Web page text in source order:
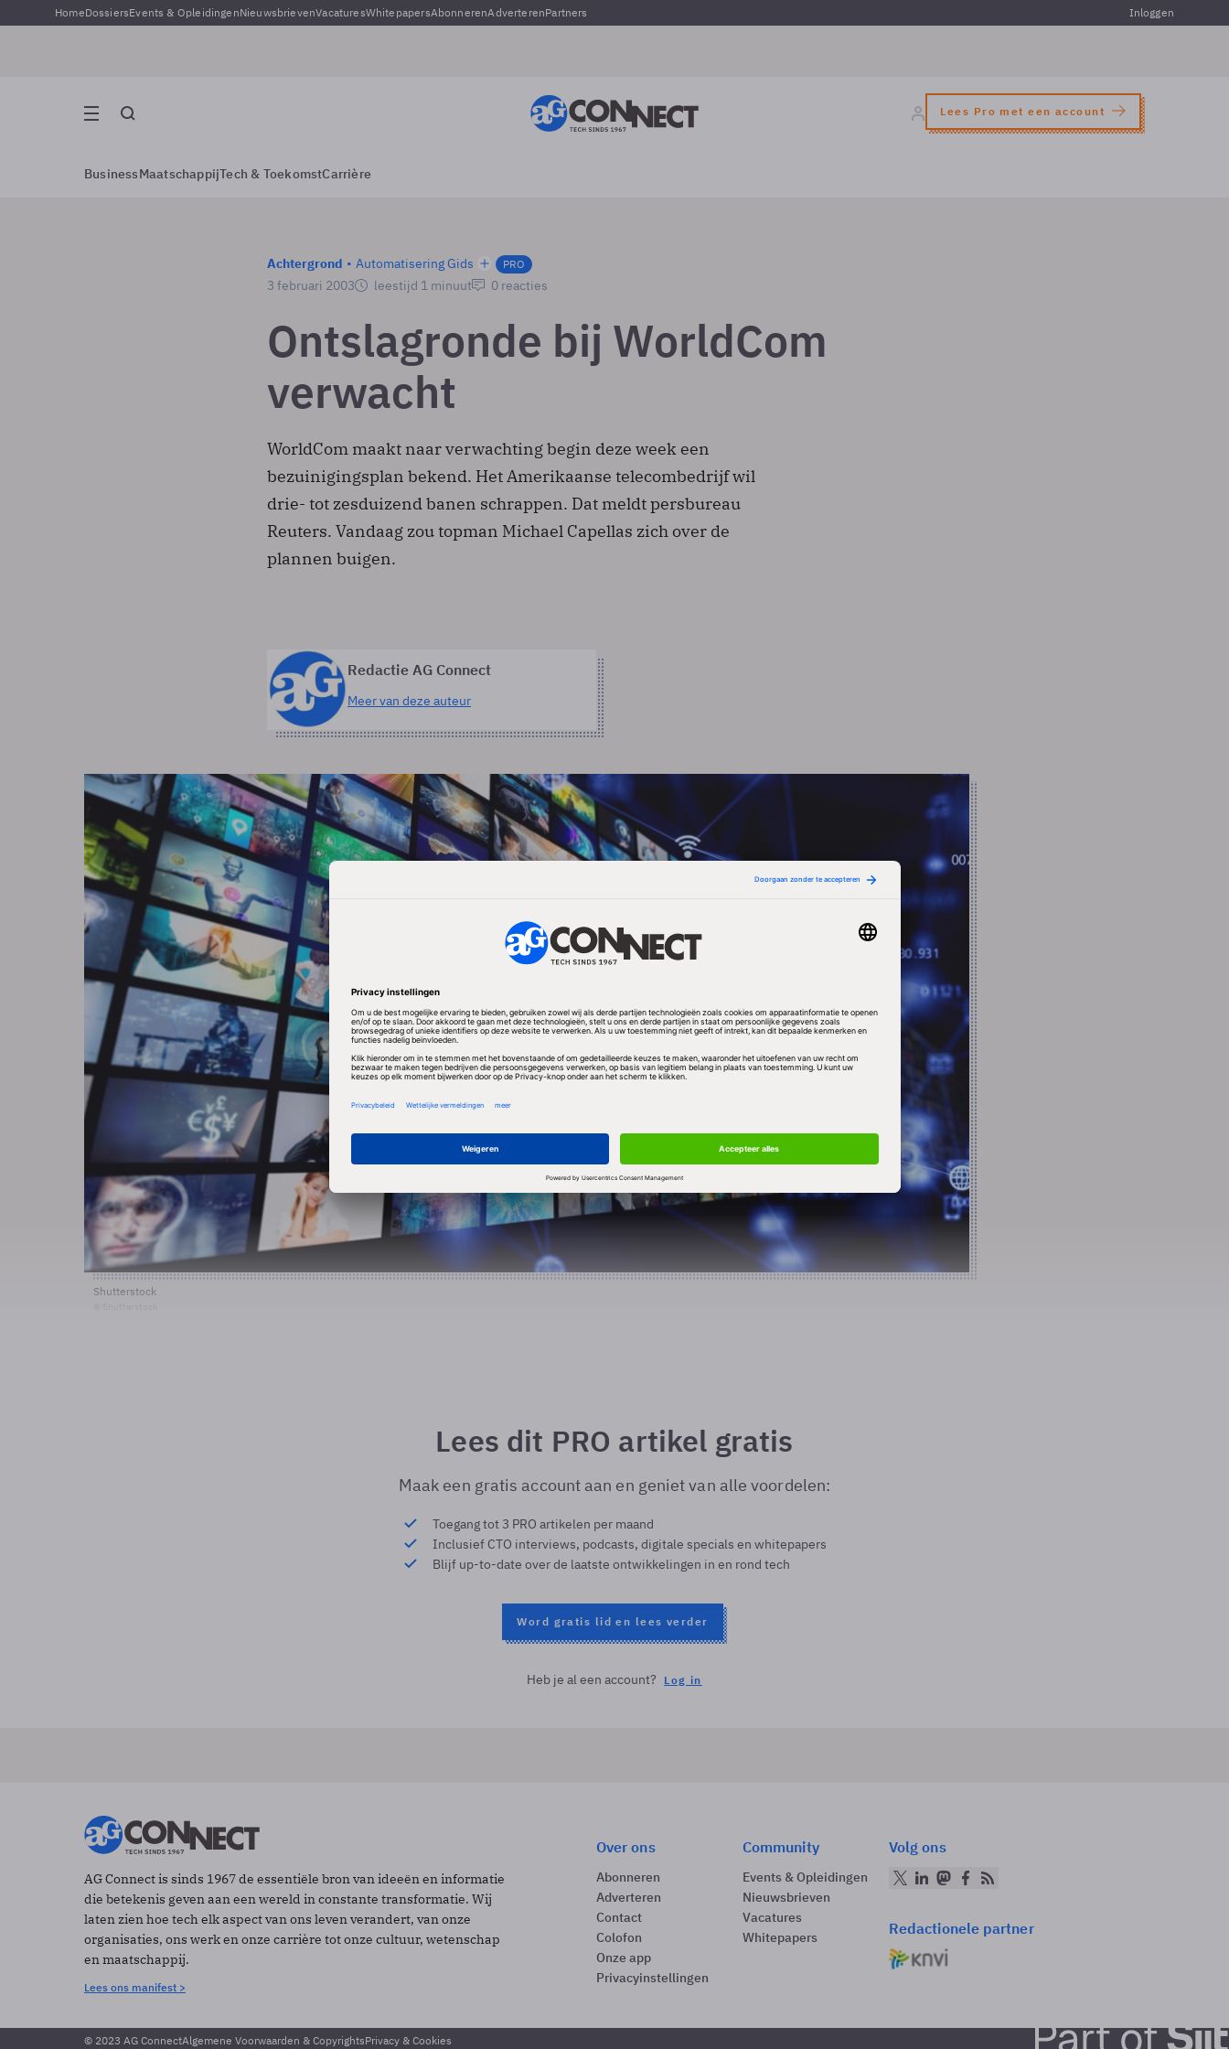
HomeDossiersEvents & OpleidingenNieuwsbrievenVacaturesWhitepapersAbonnerenAdverterenPartners Inloggen
Lees Pro met een account
BusinessMaatschappijTech & ToekomstCarrière
Achtergrond Automatisering Gids PRO
3 februari 2003 leestijd 1 minuut 0 reacties
Ontslagronde bij WorldCom
verwacht
WorldCom maakt naar verwachting begin deze week een
bezuinigingsplan bekend. Het Amerikaanse telecombedrijf wil
drie- tot zesduizend banen schrappen. Dat meldt persbureau
Reuters. Vandaag zou topman Michael Capellas zich over de
plannen buigen.
Redactie AG Connect
Meer van deze auteur
Shutterstock
Lees dit PRO artikel gratis
Maak een gratis account aan en geniet van alle voordelen:
Toegang tot 3 PRO artikelen per maand
Inclusief CTO interviews, podcasts, digitale specials en whitepapers
Blijf up-to-date over de laatste ontwikkelingen in en rond tech
Word gratis lid en lees verder
Heb je al een account? Log in
AG Connect is sinds 1967 de essentiële bron van ideeën en informatie
die betekenis geven aan een wereld in constante transformatie. Wij
laten zien hoe tech elk aspect van ons leven verandert, van onze
organisaties, ons werk en onze carrière tot onze cultuur, wetenschap
en maatschappij.
Lees ons manifest >
Over ons
Abonneren
Adverteren
Contact
Colofon
Onze app
Privacyinstellingen
Community
Events & Opleidingen
Nieuwsbrieven
Vacatures
Whitepapers
Volg ons
Redactionele partner
© 2023 AG ConnectAlgemene Voorwaarden & CopyrightsPrivacy & Cookies